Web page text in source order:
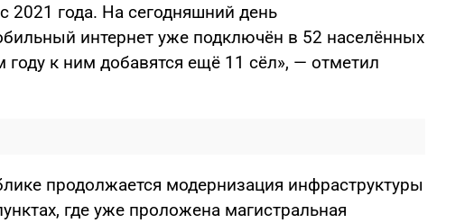
2021 года. На сегодняшний день
интернет уже подключён в 52 населённых
году к ним добавятся ещё 11 сёл», — отметил
продолжается модернизация инфраструктуры
где уже проложена магистральная